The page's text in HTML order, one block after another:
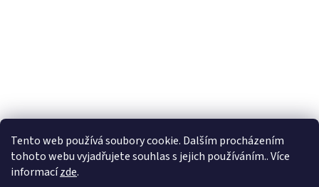
Tento web používá soubory cookie. Dalším procházením
tohoto webu vyjadřujete souhlas s jejich používáním.. Více
informacízde.